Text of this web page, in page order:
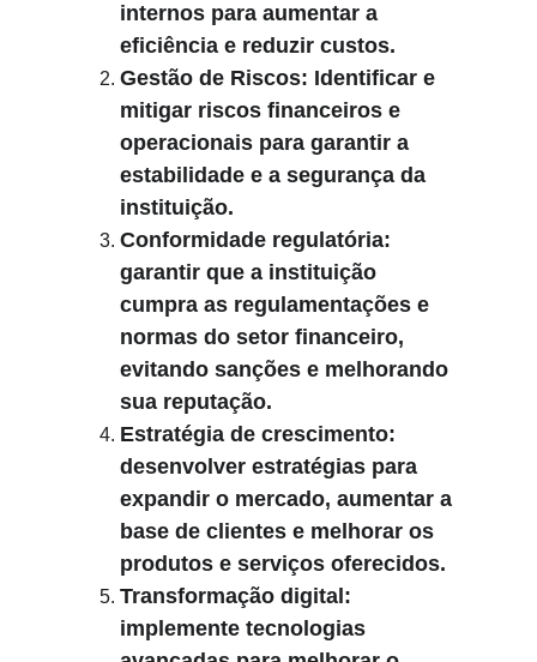
internos para aumentar a
eficiência e reduzir custos.
Gestão de Riscos: Identificar e
mitigar riscos financeiros e
operacionais para garantir a
estabilidade e a segurança da
instituição.
Conformidade regulatória:
garantir que a instituição
cumpra as regulamentações e
normas do setor financeiro,
evitando sanções e melhorando
sua reputação.
Estratégia de crescimento:
desenvolver estratégias para
expandir o mercado, aumentar a
base de clientes e melhorar os
produtos e serviços oferecidos.
Transformação digital:
implemente tecnologias